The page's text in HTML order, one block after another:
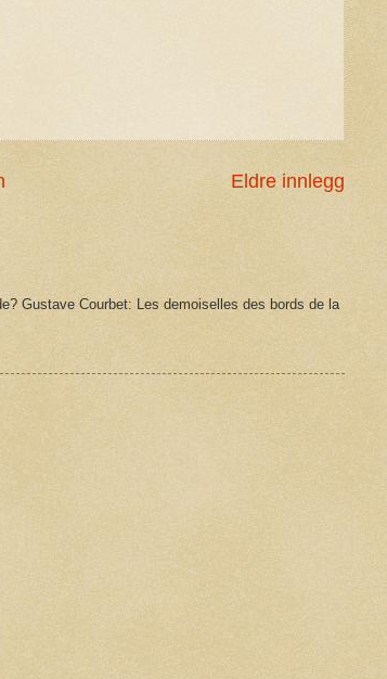
Eldre innlegg
Gustave Courbet: Les demoiselles des bords de la